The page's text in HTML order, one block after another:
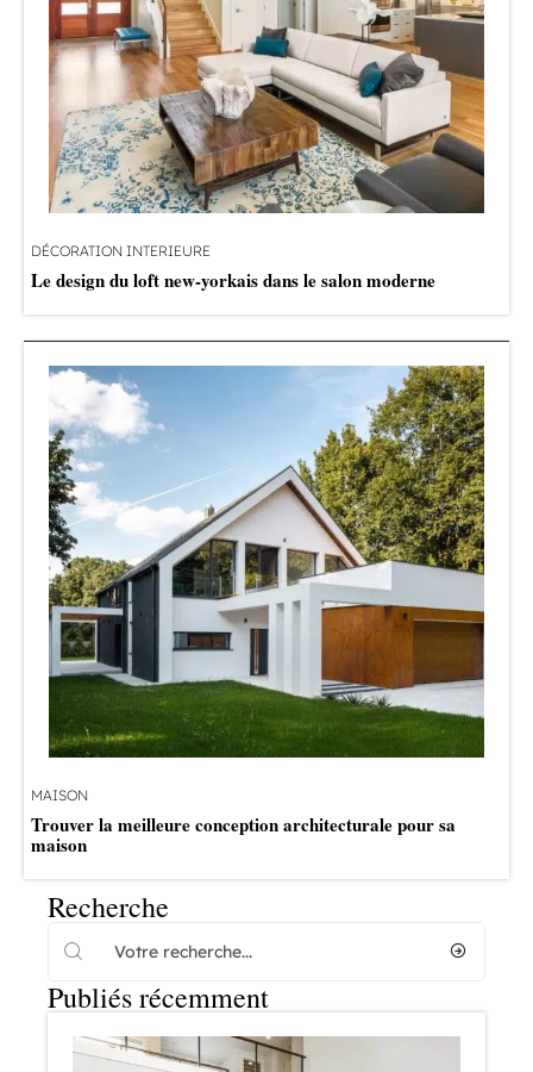
DÉCORATION INTERIEURE
Le design du loft new-yorkais dans le salon moderne
MAISON
Trouver la meilleure conception architecturale pour sa
maison
Recherche
Publiés récemment